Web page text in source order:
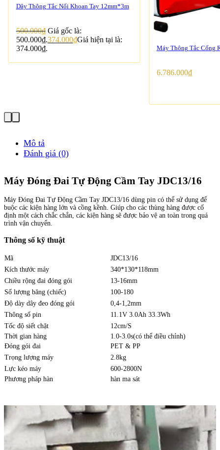
Dây Thông Tắc Nối Khoan Tay 12mm*3m
500.000₫ Giá gốc là:
500.000₫.374.000₫Giá hiện tại là:
374.000₫.
Máy Thông Tắc Cống
6.786.000₫
Mô tả
Đánh giá (0)
Máy Đóng Đai Tự Động Cầm Tay JDC13/16
Máy Đóng Đai Tự Động Cầm Tay JDC13/16 dùng pin có thể sử dụng để
buộc các kiện hàng lớn và cồng kềnh. Giúp cho các thùng hàng được cố
định một cách chắc chắn, các kiện hàng sẽ được bảo vệ an toàn trong quá
trình vận chuyển.
Thông số kỹ thuật
Mã
JDC13/16
Kích thước máy
340*130*118mm
Chiều rộng đai đóng gói
13-16mm
Số lượng băng (chiếc)
100-180
Độ dày dây đeo đóng gói
0,4-1,2mm
Thông số pin
11.1V 3.0Ah 33.3Wh
Tốc độ siết chặt
12cm/S
Thời gian hàng
1.0-3.0s(có thể điều chỉnh)
Đóng gói đai
PET & PP
Trọng lượng máy
2.8kg
Lực kéo máy
600-2800N
Phương pháp hàn
hàn ma sát